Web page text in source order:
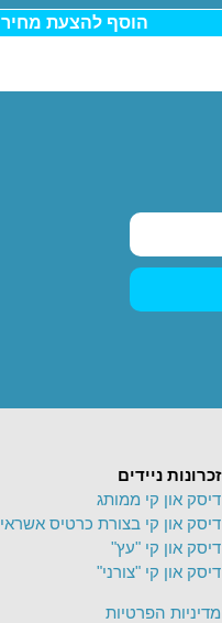
הוסף להצעת מחיר
זכרונות ניידים
דיסק און קי ממותג
דיסק און קי בצורת כרטיס אשראי
דיסק און קי "עץ"
דיסק און קי "צורני"
מדיניות הפרטיות